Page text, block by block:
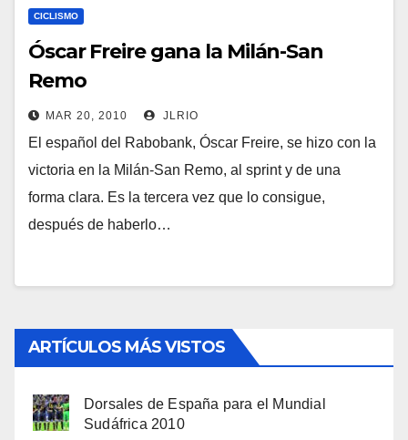
CICLISMO
Óscar Freire gana la Milán-San
Remo
MAR 20, 2010 JLRIO
El español del Rabobank, Óscar Freire, se hizo con la
victoria en la Milán-San Remo, al sprint y de una
forma clara. Es la tercera vez que lo consigue,
después de haberlo…
ARTÍCULOS MÁS VISTOS
Dorsales de España para el Mundial
Sudáfrica 2010